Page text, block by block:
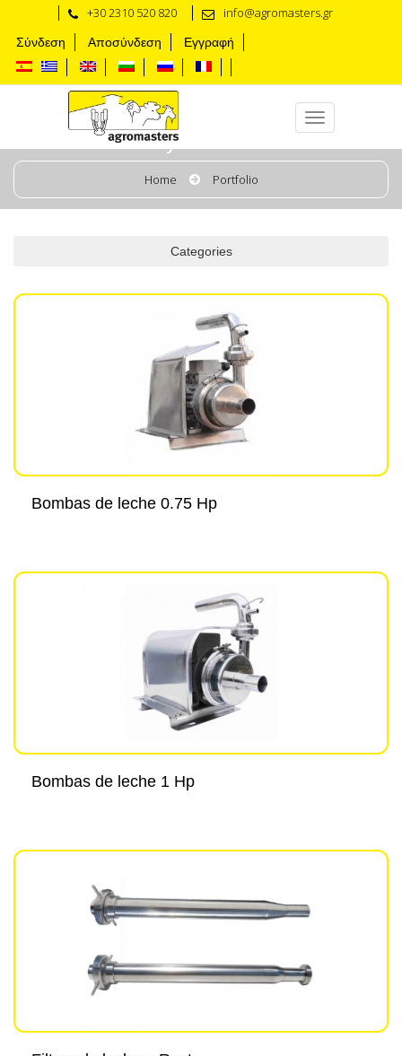
+30 2310 520 820 info@agromasters.gr
Σύνδεση Αποσύνδεση Εγγραφή
Bombas y filtros de leche
Home Portfolio
Categories
Bombas de leche 0.75 Hp
Bombas de leche 1 Hp